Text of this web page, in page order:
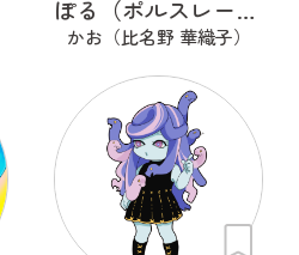
ぽる（ポルスレーヌ）
かお（比名野 華織子）